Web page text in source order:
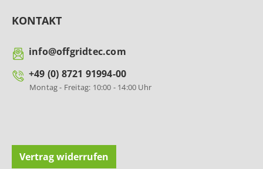
KONTAKT
info@offgridtec.com
+49 (0) 8721 91994-00
Montag - Freitag: 10:00 - 14:00 Uhr
Vertrag widerrufen